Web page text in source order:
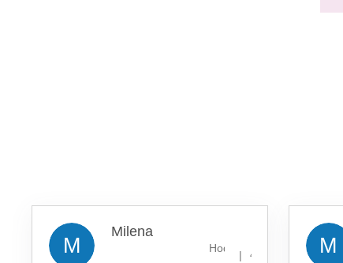
M
Milena
Hodnocení obchodu je 5 z
| 4.8.2026 M